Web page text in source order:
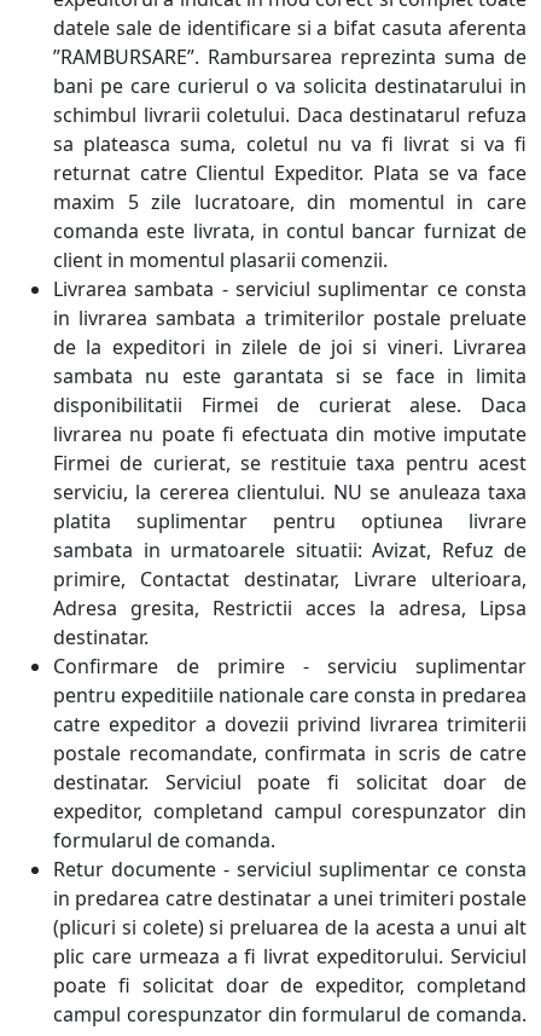
datele sale de identificare si a bifat casuta aferenta
”RAMBURSARE”. Rambursarea reprezinta suma de
bani pe care curierul o va solicita destinatarului in
schimbul livrarii coletului. Daca destinatarul refuza
sa plateasca suma, coletul nu va fi livrat si va fi
returnat catre Clientul Expeditor. Plata se va face
maxim 5 zile lucratoare, din momentul in care
comanda este livrata, in contul bancar furnizat de
client in momentul plasarii comenzii.
Livrarea sambata - serviciul suplimentar ce consta
in livrarea sambata a trimiterilor postale preluate
de la expeditori in zilele de joi si vineri. Livrarea
sambata nu este garantata si se face in limita
disponibilitatii Firmei de curierat alese. Daca
livrarea nu poate fi efectuata din motive imputate
Firmei de curierat, se restituie taxa pentru acest
serviciu, la cererea clientului. NU se anuleaza taxa
platita suplimentar pentru optiunea livrare
sambata in urmatoarele situatii: Avizat, Refuz de
primire, Contactat destinatar, Livrare ulterioara,
Adresa gresita, Restrictii acces la adresa, Lipsa
destinatar.
Confirmare de primire - serviciu suplimentar
pentru expeditiile nationale care consta in predarea
catre expeditor a dovezii privind livrarea trimiterii
postale recomandate, confirmata in scris de catre
destinatar. Serviciul poate fi solicitat doar de
expeditor, completand campul corespunzator din
formularul de comanda.
Retur documente - serviciul suplimentar ce consta
in predarea catre destinatar a unei trimiteri postale
(plicuri si colete) si preluarea de la acesta a unui alt
plic care urmeaza a fi livrat expeditorului. Serviciul
poate fi solicitat doar de expeditor, completand
campul corespunzator din formularul de comanda.